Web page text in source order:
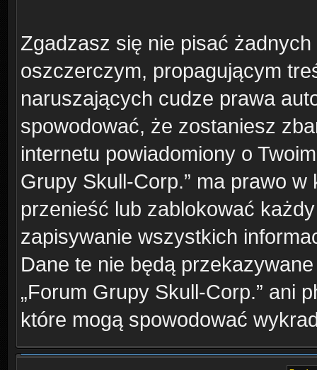
Zgadzasz się nie pisać
oszczerczym, propagującym
naruszających cudze prawa
spowodować, że zostaniesz
internetu powiadomiony o
Grupy Skull-Corp.” ma prawo
przenieść lub zablokować
zapisywanie wszystkich
Dane te nie będą
„Forum Grupy Skull-Corp.” ani
które mogą spowodować